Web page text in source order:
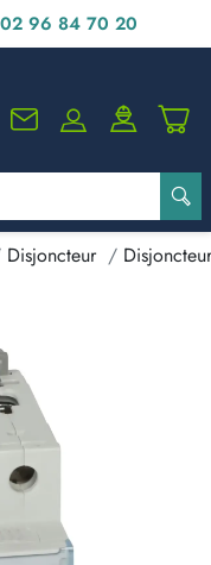
02 96 84 70 20
Disjoncteur